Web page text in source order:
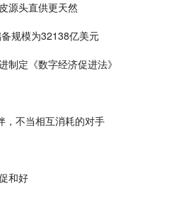
源头直供更天然
规模为32138亿美元
制定《数字经济促进法》
，不当相互消耗的对手
和好